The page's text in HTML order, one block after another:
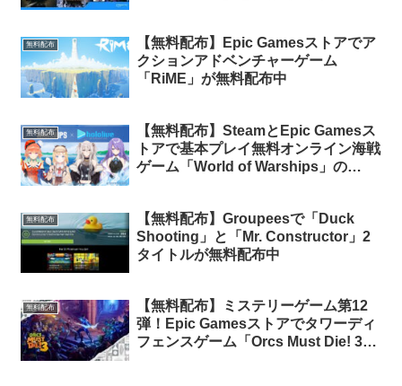
無料配布
【無料配布】Epic Gamesストアでア
クションアドベンチャーゲーム
「RiME」が無料配布中
無料配布
【無料配布】SteamとEpic Gamesス
トアで基本プレイ無料オンライン海戦
ゲーム「World of Warships」の
料配布中
無料配布
【無料配布】Groupeesで「Duck
Shooting」と「Mr. Constructor」2
タイトルが無料配布中
無料配布
【無料配布】ミステリーゲーム第12
弾！Epic Gamesストアでタワーディ
フェンスゲーム「Orcs Must Die! 3」